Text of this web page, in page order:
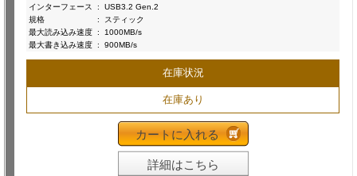
インターフェース
:
USB3.2 Gen.2
規格
:
スティック
最大読み込み速度 :
1000MB/s
最大書き込み速度 : 900MB/s
在庫状況
在庫あり
カートに入れる
詳細はこちら